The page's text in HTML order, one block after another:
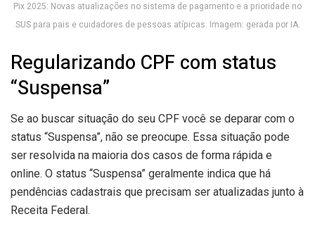
Pix 2025: Novas atualizações no sistema de pagamento e a prioridade no
SUS para pais e cuidadores de pessoas atípicas. Imagem: gerada por IA.
Regularizando CPF com status
“Suspensa”
Se ao buscar situação do seu CPF você se deparar com o
status “Suspensa”, não se preocupe. Essa situação pode
ser resolvida na maioria dos casos de forma rápida e
online. O status “Suspensa” geralmente indica que há
pendências cadastrais que precisam ser atualizadas junto à
Receita Federal.